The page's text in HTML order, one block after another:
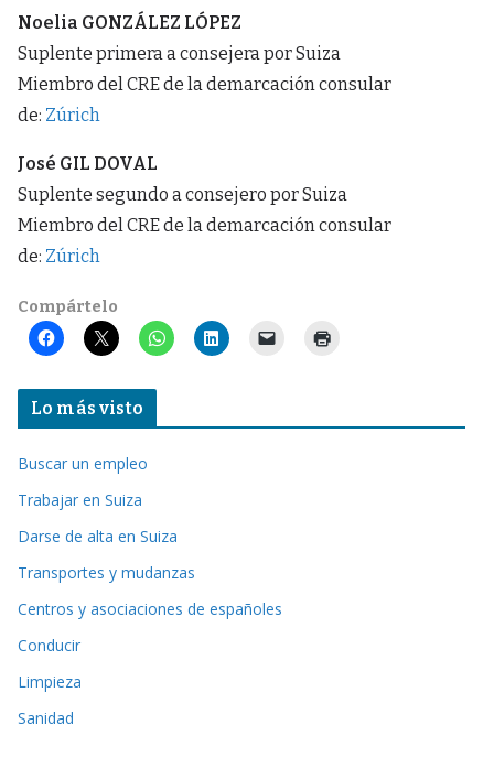
Noelia GONZÁLEZ LÓPEZ
Suplente primera a consejera por Suiza
Miembro del CRE de la demarcación consular
de: Zúrich
José GIL DOVAL
Suplente segundo a consejero por Suiza
Miembro del CRE de la demarcación consular
de: Zúrich
Compártelo
Lo más visto
Buscar un empleo
Trabajar en Suiza
Darse de alta en Suiza
Transportes y mudanzas
Centros y asociaciones de españoles
Conducir
Limpieza
Sanidad